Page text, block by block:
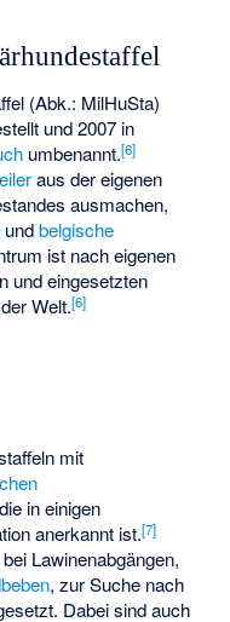
(Abk.: MilHuSta)
und 2007 in
umbenannt.[6]
aus der eigenen
ausmachen,
undbelgische
ist nach eigenen
und eingesetzten
Welt.[6]
mit
in einigen
anerkannt ist.[7]
Lawinenabgängen,
, zur Suche nach
Dabei sind auch